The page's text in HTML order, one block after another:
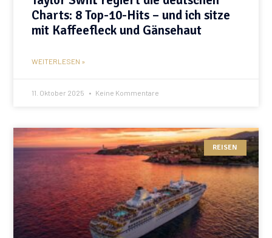
Charts: 8 Top-10-Hits – und ich sitze
mit Kaffeefleck und Gänsehaut
WEITERLESEN »
11. Oktober 2025 Keine Kommentare
REISEN